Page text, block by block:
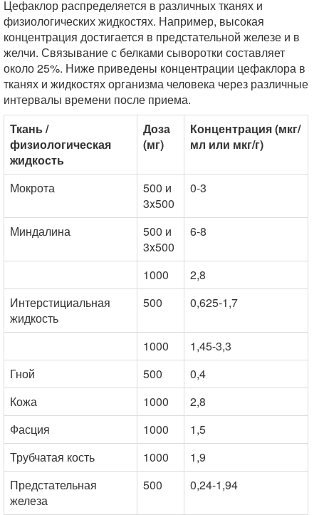
Цефаклор распределяется в различных тканях и
физиологических жидкостях. Например, высокая
концентрация достигается в предстательной железе и в
желчи. Связывание с белками сыворотки составляет
около 25%. Ниже приведены концентрации цефаклора в
тканях и жидкостях организма человека через различные
интервалы времени после приема.
Ткань /
физиологическая
жидкость
Доза
(мг)
Концентрация (мкг/
мл или мкг/г)
Мокрота
500 и
3x500
0-3
Миндалина
500 и
3x500
6-8
1000
2,8
Интерстициальная
жидкость
500 0,625-1,7
1000
1,45-3,3
Гной
500
0,4
Кожа
1000
2,8
Фасция
1000
1,5
Трубчатая кость
1000
1,9
Предстательная
железа
500 0,24-1,94